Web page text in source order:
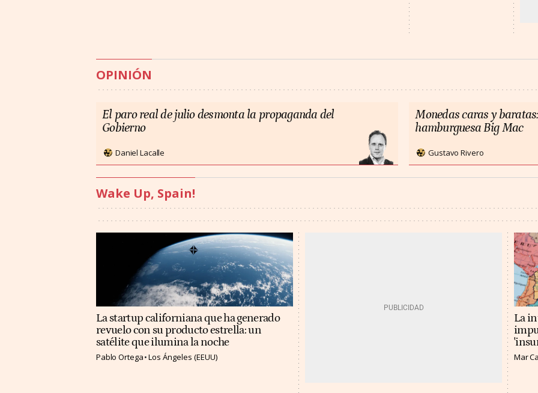
OPINIÓN
El paro real de julio desmonta la propaganda del
Gobierno
Daniel Lacalle
Monedas caras y
hamburguesa Big Mac
Gustavo Rivero
Wake Up, Spain!
La startup californiana que ha generado
revuelo con su producto estrella: un
satélite que ilumina la noche
Pablo Ortega Los Ángeles (EEUU)
La
Mar